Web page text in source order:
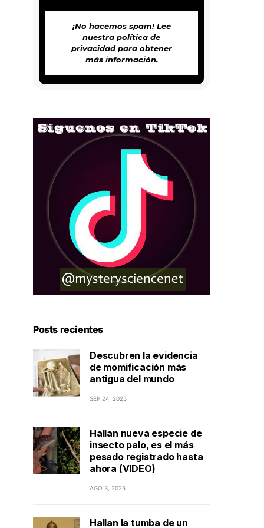
¡No hacemos spam! Lee
nuestra política de
privacidadpara obtener
más información.
Posts recientes
Descubren la evidencia
de momificación más
antigua del mundo
SEP 24, 2025
Hallan nueva especie de
insecto palo, es el más
pesado registrado hasta
ahora (VIDEO)
AGO 3, 2025
Hallan la tumba de un